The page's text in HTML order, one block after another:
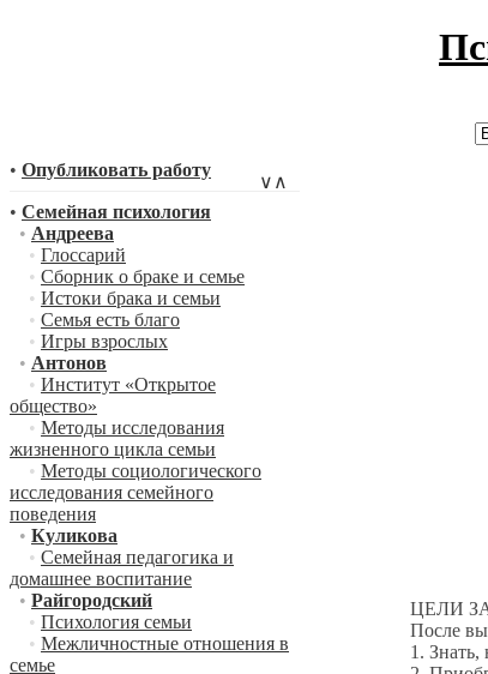
∨ ∧
• Опубликовать работу
• Семейная психология
• Андреева
• Глоссарий
• Сборник о браке и семье
• Истоки брака и семьи
• Семья есть благо
• Игры взрослых
• Антонов
• Институт «Открытое
общество»
• Методы исследования
жизненного цикла семьи
• Методы социологического
исследования семейного
поведения
• Куликова
• Семейная педагогика и
домашнее воспитание
• Райгородский
• Психология семьи
• Межличностные отношения в
семье
ЦЕЛИ
После
1. Знать, на